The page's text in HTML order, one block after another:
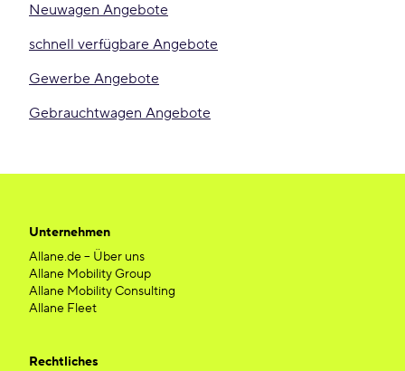
Neuwagen Angebote
schnell verfügbare Angebote
Gewerbe Angebote
Gebrauchtwagen Angebote
Unternehmen
Allane.de – Über uns
Allane Mobility Group
Allane Mobility Consulting
Allane Fleet
Rechtliches